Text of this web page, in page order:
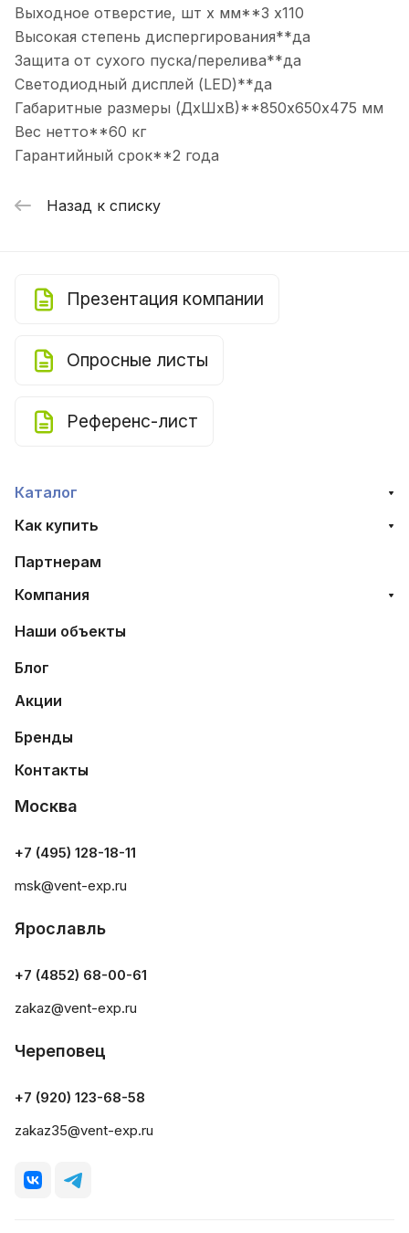
Выходное отверстие, шт х мм**3 х110
Высокая степень диспергирования**да
Защита от сухого пуска/перелива**да
Светодиодный дисплей (LED)**да
Габаритные размеры (ДхШхВ)**850х650х475 мм
Вес нетто**60 кг
Гарантийный срок**2 года
Назад к списку
Презентация компании
Опросные листы
Референс-лист
Каталог
Как купить
Партнерам
Компания
Наши объекты
Блог
Акции
Бренды
Контакты
Москва
+7 (495) 128-18-11
msk@vent-exp.ru
Ярославль
+7 (4852) 68-00-61
zakaz@vent-exp.ru
Череповец
+7 (920) 123-68-58
zakaz35@vent-exp.ru